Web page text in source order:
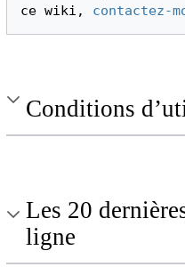
ce wiki, contactez-
Conditions
Les 20
ligne